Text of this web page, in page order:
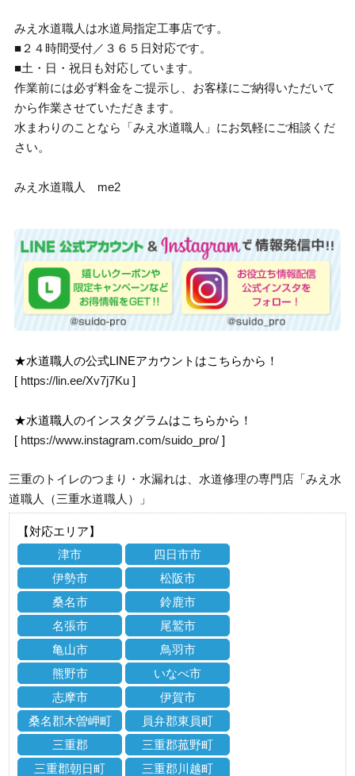
みえ水道職人は水道局指定工事店です。
■２４時間受付／３６５日対応です。
■土・日・祝日も対応しています。
作業前には必ず料金をご提示し、お客様にご納得いただいて
から作業させていただきます。
水まわりのことなら「みえ水道職人」にお気軽にご相談くだ
さい。
みえ水道職人 me2
★水道職人の公式LINEアカウントはこちらから！
[ https://lin.ee/Xv7j7Ku ]
★水道職人のインスタグラムはこちらから！
[ https://www.instagram.com/suido_pro/ ]
三重のトイレのつまり・水漏れは、水道修理の専門店「みえ水
道職人（三重水道職人）」
【対応エリア】
津市
四日市市
伊勢市
松阪市
桑名市
鈴鹿市
名張市
尾鷲市
亀山市
鳥羽市
熊野市
いなべ市
志摩市
伊賀市
桑名郡木曽岬町
員弁郡東員町
三重郡
三重郡菰野町
三重郡朝日町
三重郡川越町